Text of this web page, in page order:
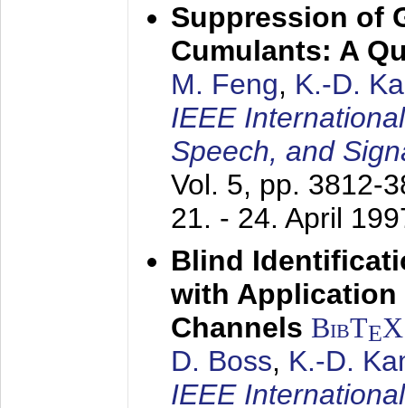
Suppression of
Cumulants: A
M. Feng, K.-D.
IEEE
Speech, and
Vol. 5, pp. 3812-
21. - 24. April
Blind
with Application
Channels BibTEX
D. Boss, K.-D.
IEEE